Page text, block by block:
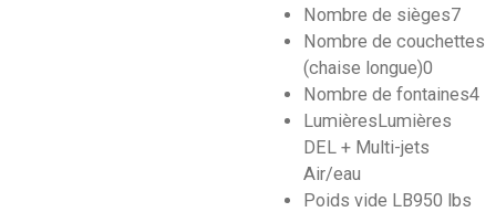
Nombre de sièges7
Nombre de couchettes
(chaise longue)0
Nombre de fontaines4
LumièresLumières
DEL + Multi-jets
Air/eau
Poids vide LB950 lbs